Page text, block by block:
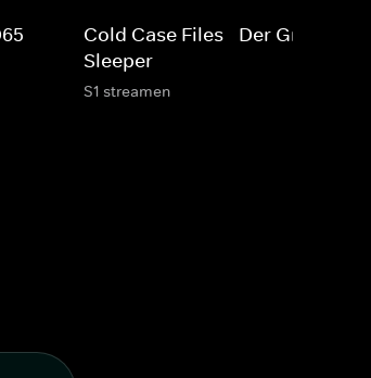
Cold Case Files - Der Grim
Sleeper
S1 streamen